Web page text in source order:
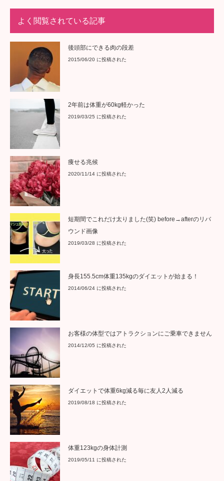
よく閲覧されている記事
後頭部にできる肉の段差
2015/06/20 に投稿された
2年前は体重が60kg軽かった
2019/03/25 に投稿された
痩せる兆候
2020/11/14 に投稿された
短期間でこれだけ太りました(笑) before→afterのリバ
ウンド画像
2019/03/28 に投稿された
身長155.5cm体重135kgのダイエットが始まる！
2014/06/24 に投稿された
お客様の体型ではアトラクションにご乗車できません
2014/12/05 に投稿された
ダイエットで体重6kg減る毎に友人2人減る
2019/08/18 に投稿された
体重123kgの身体計測
2019/05/11 に投稿された